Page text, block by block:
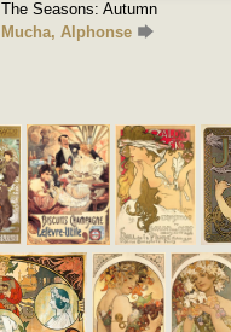
The Seasons: Autumn
Mucha, Alphonse